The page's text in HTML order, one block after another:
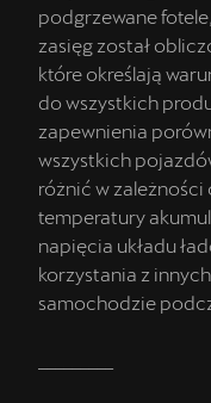
podgrzewane
zasięg został
które określają
do wszystkich
zapewnienia
wszystkich
różnić w
temperatury
napięcia układu
korzystania z
samochodzie